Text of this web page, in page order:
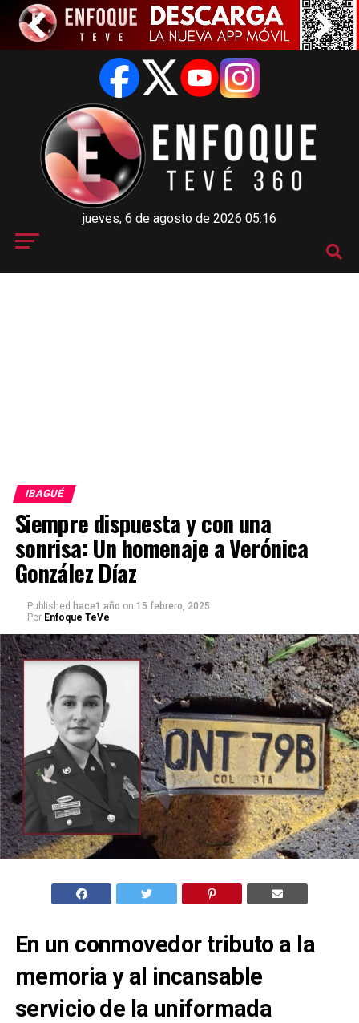
jueves, 6 de agosto de 2026 05:16
IBAGUÉ
Siempre dispuesta y con una
sonrisa: Un homenaje a Verónica
González Díaz
Published hace1 año on 15 febrero, 2025
Por Enfoque TeVe
En un conmovedor tributo a la
memoria y al incansable
servicio de la uniformada